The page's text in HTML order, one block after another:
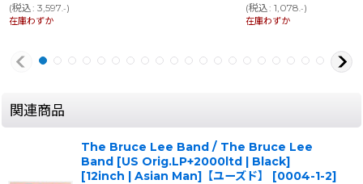
(税込: 3,597 .-)
在庫わずか
(税込: 1,078 .-)
在庫わずか
関連商品
The Bruce Lee Band / The Bruce Lee
Band [US Orig.LP+2000ltd | Black]
[12inch | Asian Man]【ユーズド】
[0004-1-2]